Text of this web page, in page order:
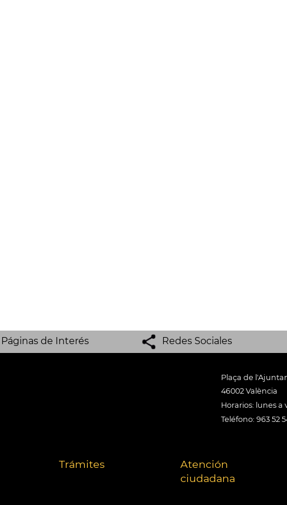
Páginas de Interés Redes Sociales
Plaça de
46002 València
Horarios: lunes a
Teléfono: 963 52
Trámites
Atención
ciudadana